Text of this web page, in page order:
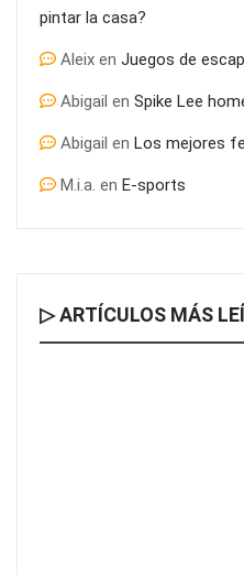
pintar la casa?
Aleix en Juegos de
Abigail en Spike Lee
Abigail en Los mejores
M.i.a. en E-sports
▷ ARTÍCULOS MÁS